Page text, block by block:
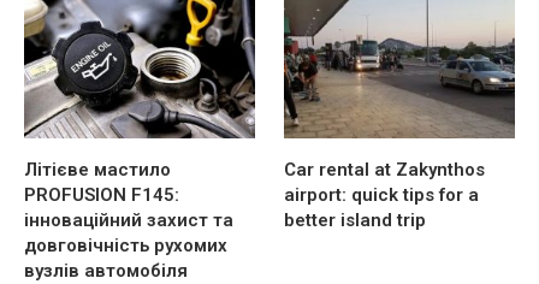
Літієве мастило
PROFUSION F145:
інноваційний захист та
довговічність рухомих
вузлів автомобіля
Car rental at Zakynthos
airport: quick tips for a
better island trip